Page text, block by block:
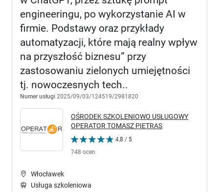
engineeringu, po wykorzystanie AI w
firmie. Podstawy oraz przykłady
automatyzacji, które mają realny wpływ
na przyszłość biznesu” przy
zastosowaniu zielonych umiejętności
tj. nowoczesnych tech..
Numer usługi 2025/09/03/124519/2981820
OŚRODEK SZKOLENIOWO USŁUGOWY
OPERATOR TOMASZ PIETRAS
4,8 / 5
748 ocen
Włocławek
Usługa szkoleniowa